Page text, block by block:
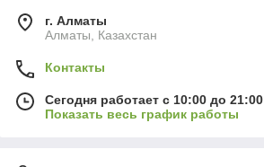
г. Алматы
Алматы, Казахстан
Контакты
Сегодня работает с 10:00 до 21:00
Показать весь график работы